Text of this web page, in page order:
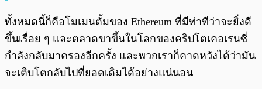
ทั้งหมดนี้ก็คือโมเมนตั้มของ Ethereum ที่มีท่าทีว่าจะยิ่งดี
ขึ้นเรื่อย ๆ และตลาดขาขึ้นในโลกของคริปโตเคอเรนซี่
กำลังกลับมาครองอีกครั้ง และพวกเราก็คาดหวังได้ว่ามัน
จะเติบโตกลับไปที่ยอดเดิมได้อย่างแน่นอน